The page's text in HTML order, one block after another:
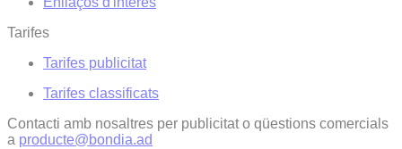
Tarifes
Tarifes publicitat
Tarifes classificats
Contacti amb nosaltres per publicitat o qüestions comercials
a producte@bondia.ad